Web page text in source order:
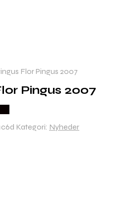
Flor Pingus 2007
Pingus 2007
Kategori: Nyheder